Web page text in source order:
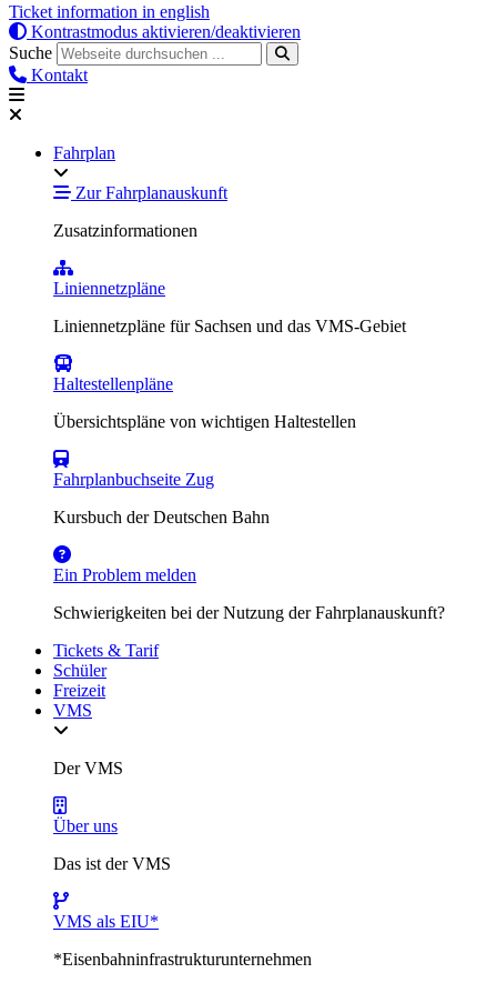
Ticket information in english
Kontrastmodus aktivieren/deaktivieren
Suche
Kontakt
Fahrplan
Zur Fahrplanauskunft
Zusatzinformationen
Liniennetzpläne
Liniennetzpläne für Sachsen und das VMS-Gebiet
Haltestellenpläne
Übersichtspläne von wichtigen Haltestellen
Fahrplanbuchseite Zug
Kursbuch der Deutschen Bahn
Ein Problem melden
Schwierigkeiten bei der Nutzung der Fahrplanauskunft?
Tickets & Tarif
Schüler
Freizeit
VMS
Der VMS
Über uns
Das ist der VMS
VMS als EIU*
*Eisenbahninfrastrukturunternehmen